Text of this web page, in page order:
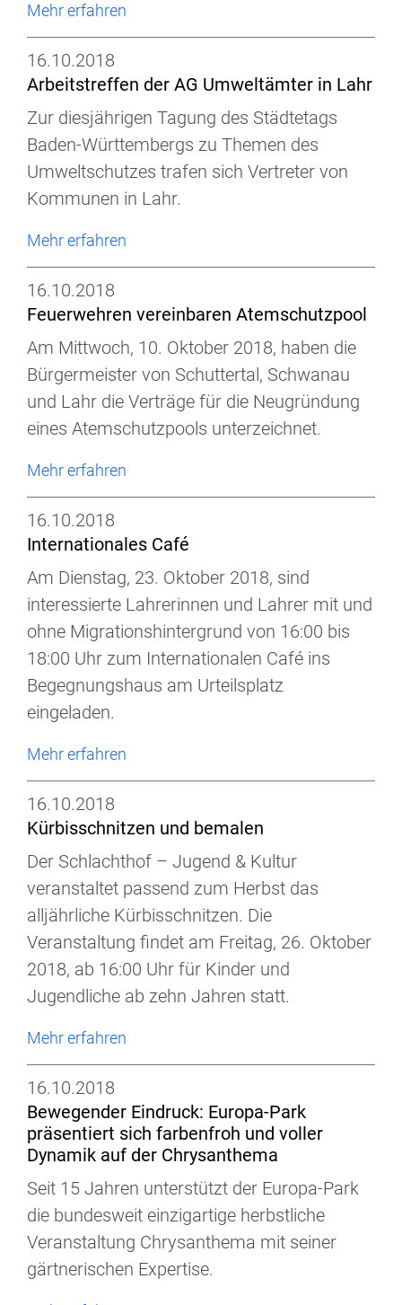
Mehr erfahren
16.10.2018
Arbeitstreffen der AG Umweltämter in Lahr
Zur diesjährigen Tagung des Städtetags
Baden-Württembergs zu Themen des
Umweltschutzes trafen sich Vertreter von
Kommunen in Lahr.
Mehr erfahren
16.10.2018
Feuerwehren vereinbaren Atemschutzpool
Am Mittwoch, 10. Oktober 2018, haben die
Bürgermeister von Schuttertal, Schwanau
und Lahr die Verträge für die Neugründung
eines Atemschutzpools unterzeichnet.
Mehr erfahren
16.10.2018
Internationales Café
Am Dienstag, 23. Oktober 2018, sind
interessierte Lahrerinnen und Lahrer mit und
ohne Migrationshintergrund von 16:00 bis
18:00 Uhr zum Internationalen Café ins
Begegnungshaus am Urteilsplatz
eingeladen.
Mehr erfahren
16.10.2018
Kürbisschnitzen und bemalen
Der Schlachthof – Jugend & Kultur
veranstaltet passend zum Herbst das
alljährliche Kürbisschnitzen. Die
Veranstaltung findet am Freitag, 26. Oktober
2018, ab 16:00 Uhr für Kinder und
Jugendliche ab zehn Jahren statt.
Mehr erfahren
16.10.2018
Bewegender Eindruck: Europa-Park
präsentiert sich farbenfroh und voller
Dynamik auf der Chrysanthema
Seit 15 Jahren unterstützt der Europa-Park
die bundesweit einzigartige herbstliche
Veranstaltung Chrysanthema mit seiner
gärtnerischen Expertise.